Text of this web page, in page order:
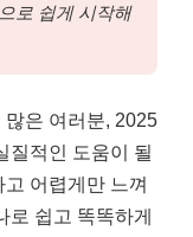
로 쉽게 시작해
은 여러분, 2025
질적인 도움이 될
어렵게만 느껴
로 쉽고 똑똑하게